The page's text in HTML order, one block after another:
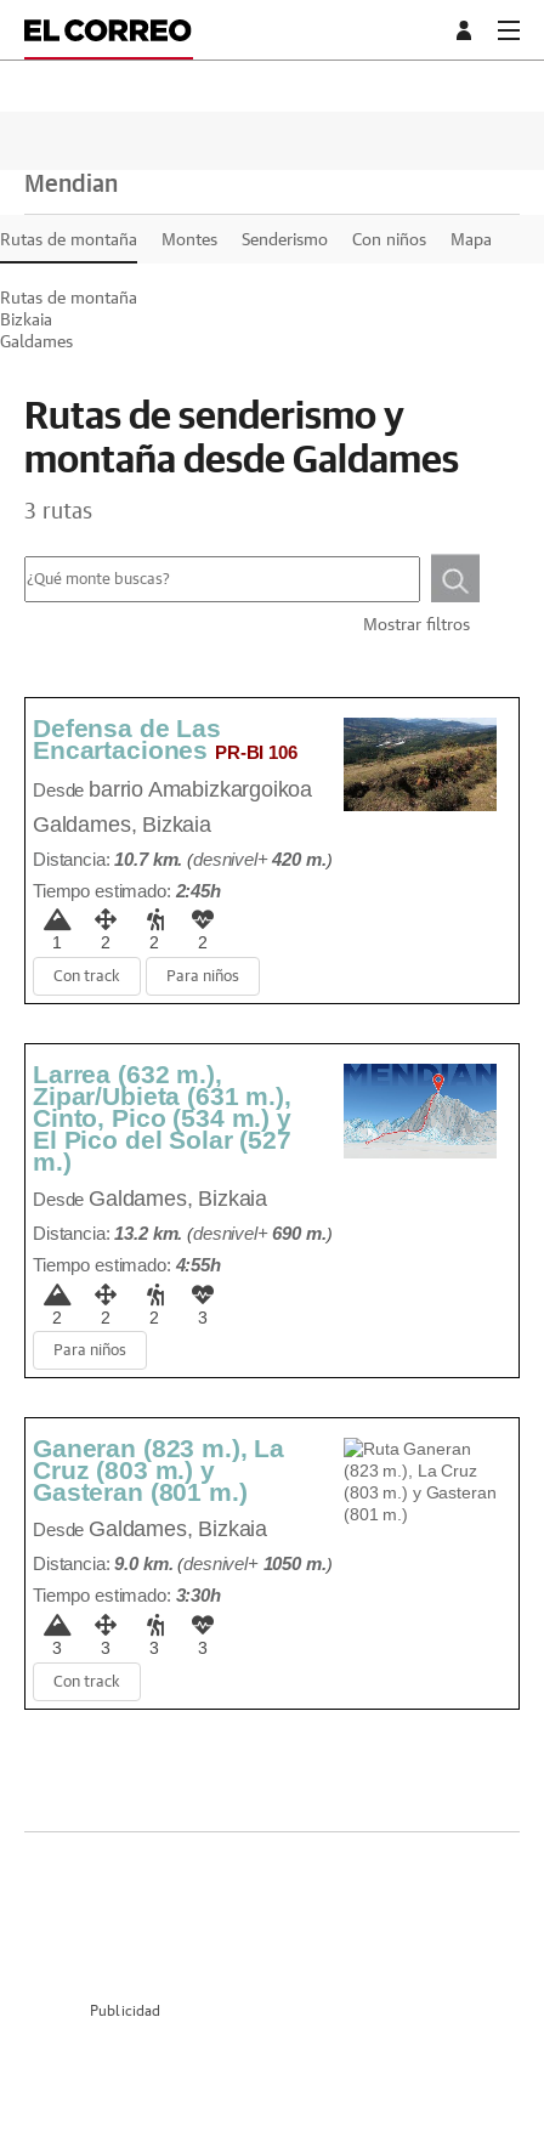
Mendian
Rutas de montaña Montes Senderismo Con niños Mapa
Rutas de montaña
Bizkaia
Galdames
Rutas de senderismo y
montaña desde Galdames
3 rutas
Mostrar filtros
Defensa de Las
Encartaciones
PR-BI 106
Desde barrio Amabizkargoikoa
Galdames, Bizkaia
Distancia:10.7 km. (desnivel+420 m.)
Tiempo estimado: 2:45h
1 2 2 2
Con track Para niños
Larrea (632 m.),
Zipar/Ubieta (631 m.),
Cinto, Pico (534 m.) y
El Pico del Solar (527
m.)
Desde Galdames, Bizkaia
Distancia:13.2 km. (desnivel+690 m.)
Tiempo estimado: 4:55h
2 2 2 3
Para niños
Ganeran (823 m.), La
Cruz (803 m.) y
Gasteran (801 m.)
Desde Galdames, Bizkaia
Distancia:9.0 km. (desnivel+ 1050 m.)
Tiempo estimado: 3:30h
3 3 3 3
Con track
Publicidad